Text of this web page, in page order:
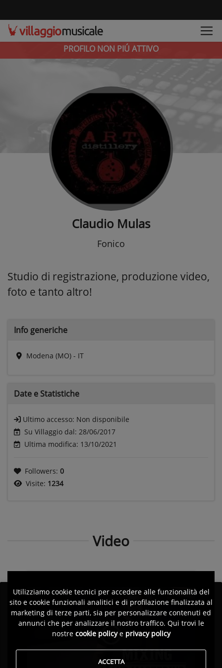
PROFILO NON PIÚ ATTIVO
Claudio Mulas
Fonico
Studio di registrazione, produzione video,
foto e tanto altro!
Info generiche
Modena (MO) - IT
Date e Statistiche
Ultimo accesso: Non disponibile
Su Villaggio dal: 28/06/2017
Ultima modifica: 13/10/2021
Followers: 0
Visite: 1234
Video
Utilizziamo cookie tecnici per accedere alle funzionalità del
sito e cookie funzionali analitici e di profilazione finalizzata al
marketing di terze parti, sia per personalizzare contenuti ed
annunci che per analizzare il nostro traffico. Qui trovi le
nostre cookie policye privacy policy
ACCETTA